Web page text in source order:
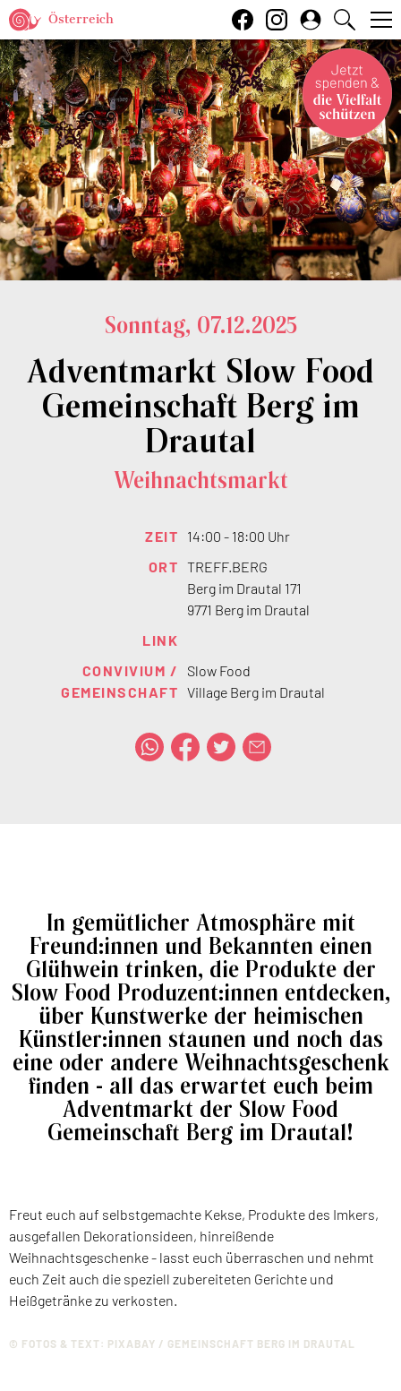
Österreich
Sonntag, 07.12.2025
Adventmarkt Slow Food
Gemeinschaft Berg im
Drautal
Weihnachtsmarkt
ZEIT
14:00 - 18:00 Uhr
ORT TREFF.BERG
Berg im Drautal 171
9771 Berg im Drautal
LINK
CONVIVIUM /
GEMEINSCHAFT
Slow Food
Village Berg im Drautal
In gemütlicher Atmosphäre mit
Freund:innen und Bekannten einen
Glühwein trinken, die Produkte der
Slow Food Produzent:innen entdecken,
über Kunstwerke der heimischen
Künstler:innen staunen und noch das
eine oder andere Weihnachtsgeschenk
finden - all das erwartet euch beim
Adventmarkt der Slow Food
Gemeinschaft Berg im Drautal!
Freut euch auf selbstgemachte Kekse, Produkte des Imkers,
ausgefallen Dekorationsideen, hinreißende
Weihnachtsgeschenke - lasst euch überraschen und nehmt
euch Zeit auch die speziell zubereiteten Gerichte und
Heißgetränke zu verkosten.
© FOTOS & TEXT: PIXABAY / GEMEINSCHAFT BERG IM DRAUTAL